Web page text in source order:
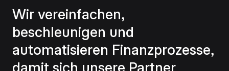
Wir vereinfachen,
beschleunigen und
automatisieren Finanzprozesse,
damit sich unsere Partner